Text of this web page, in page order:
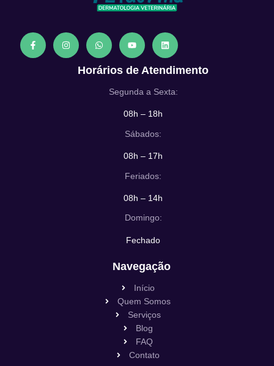
Horários de Atendimento
Segunda a Sexta:
08h – 18h
Sábados:
08h – 17h
Feriados:
08h – 14h
Domingo:
Fechado
Navegação
Início
Quem Somos
Serviços
Blog
FAQ
Contato